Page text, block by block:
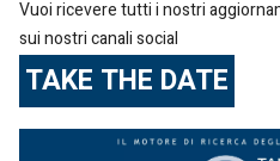
Vuoi ricevere tutti i nostri
sui nostri canali social
TAKE THE DATE